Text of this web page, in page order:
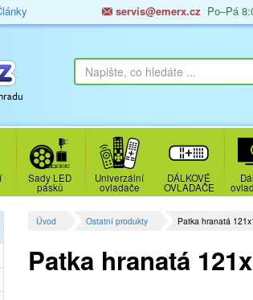
servis@emerx.cz Po–Pá
Sady LED
pásků
Univerzální
ovladače
DÁLKOVÉ
OVLADAČE
Úvod Ostatní produkty Patka hranatá
Patka hranatá